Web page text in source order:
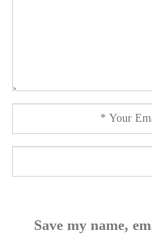
Save my name,